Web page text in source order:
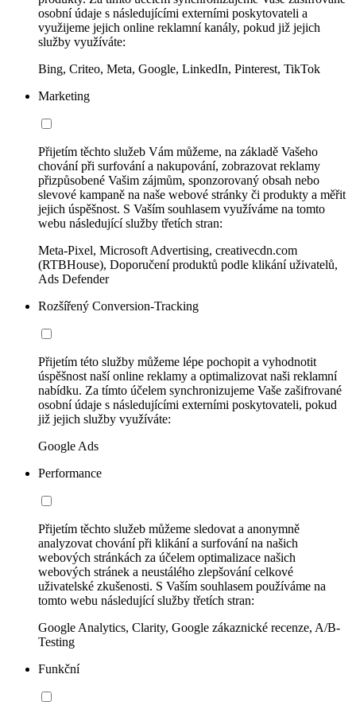
osobní údaje s následujícími externími poskytovateli a
využijeme jejich online reklamní kanály, pokud již jejich
služby využíváte:
Bing, Criteo, Meta, Google, LinkedIn, Pinterest, TikTok
Marketing
Přijetím těchto služeb Vám můžeme, na základě Vašeho
chování při surfování a nakupování, zobrazovat reklamy
přizpůsobené Vašim zájmům, sponzorovaný obsah nebo
slevové kampaně na naše webové stránky či produkty a měřit
jejich úspěšnost. S Vaším souhlasem využíváme na tomto
webu následující služby třetích stran:
Meta-Pixel, Microsoft Advertising, creativecdn.com
(RTBHouse), Doporučení produktů podle klikání uživatelů,
Ads Defender
Rozšířený Conversion-Tracking
Přijetím této služby můžeme lépe pochopit a vyhodnotit
úspěšnost naší online reklamy a optimalizovat naši reklamní
nabídku. Za tímto účelem synchronizujeme Vaše zašifrované
osobní údaje s následujícími externími poskytovateli, pokud
již jejich služby využíváte:
Google Ads
Performance
Přijetím těchto služeb můžeme sledovat a anonymně
analyzovat chování při klikání a surfování na našich
webových stránkách za účelem optimalizace našich
webových stránek a neustálého zlepšování celkové
uživatelské zkušenosti. S Vaším souhlasem používáme na
tomto webu následující služby třetích stran:
Google Analytics, Clarity, Google zákaznické recenze, A/B-
Testing
Funkční